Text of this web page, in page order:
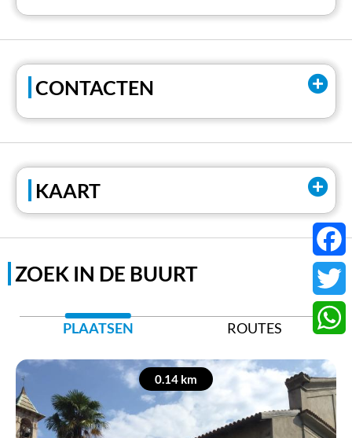
CONTACTEN
Email:info@osteriacastello.com
KAART
Twitter
ZOEK IN DE BUURT
PLAATSEN ROUTES
0.14 km